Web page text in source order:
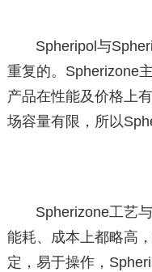
Spheripol与
重复的。Spherizone
产品在性能及价格上
场容量有限，所以
Spherizone工艺
能耗、成本上都略高
定，易于操作，